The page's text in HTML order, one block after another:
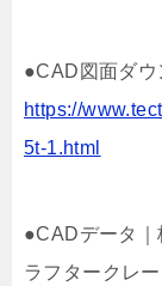
●CAD図面ダ
https://
5t-1.html
●CADデータ｜
ラフタークレ